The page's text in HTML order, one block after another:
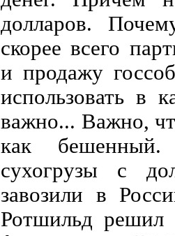
долларов.
скорее всего
и продажу
использовать в
важно... Важно,
как бешенный.
сухогрузы с
завозили в
Ротшильд решил